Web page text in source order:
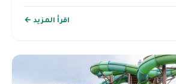
اقرأ المزيد ←